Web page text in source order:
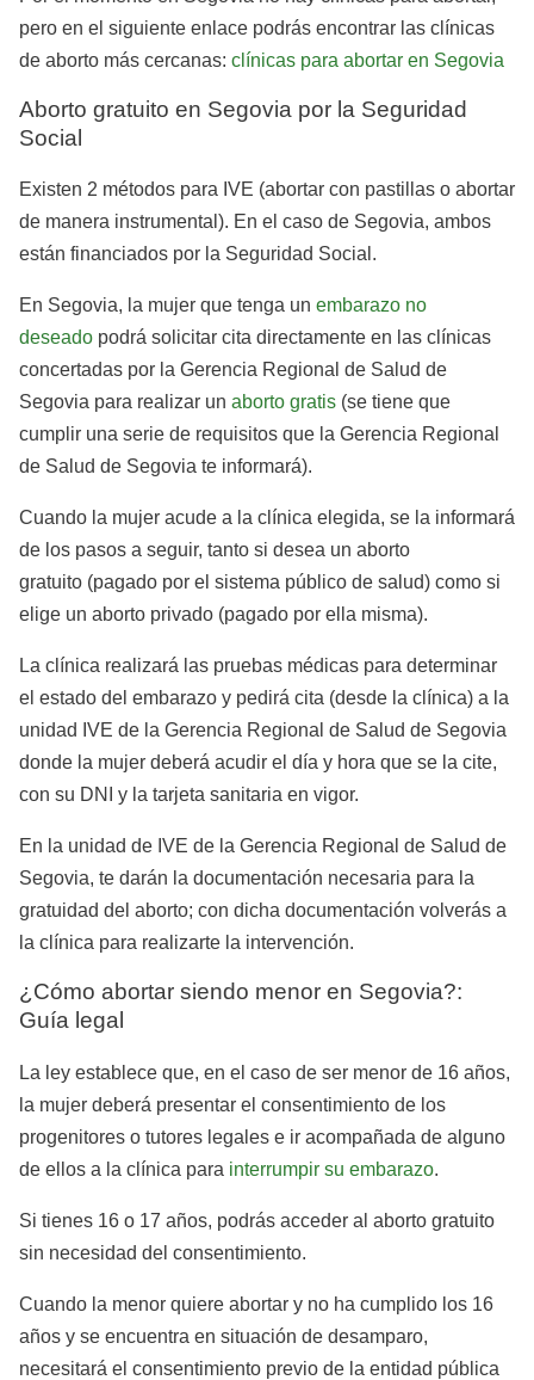
pero en el siguiente enlace podrás encontrar las clínicas
de aborto más cercanas: clínicas para abortar en Segovia
Aborto gratuito en Segovia por la Seguridad
Social
Existen 2 métodos para IVE (abortar con pastillas o abortar
de manera instrumental). En el caso de Segovia, ambos
están financiados por la Seguridad Social.
En Segovia, la mujer que tenga un embarazo no
deseado podrá solicitar cita directamente en las clínicas
concertadas por la Gerencia Regional de Salud de
Segovia para realizar un aborto gratis (se tiene que
cumplir una serie de requisitos que la Gerencia Regional
de Salud de Segovia te informará).
Cuando la mujer acude a la clínica elegida, se la informará
de los pasos a seguir, tanto si desea un aborto
gratuito (pagado por el sistema público de salud) como si
elige un aborto privado (pagado por ella misma).
La clínica realizará las pruebas médicas para determinar
el estado del embarazo y pedirá cita (desde la clínica) a la
unidad IVE de la Gerencia Regional de Salud de Segovia
donde la mujer deberá acudir el día y hora que se la cite,
con su DNI y la tarjeta sanitaria en vigor.
En la unidad de IVE de la Gerencia Regional de Salud de
Segovia, te darán la documentación necesaria para la
gratuidad del aborto; con dicha documentación volverás a
la clínica para realizarte la intervención.
¿Cómo abortar siendo menor en Segovia?:
Guía legal
La ley establece que, en el caso de ser menor de 16 años,
la mujer deberá presentar el consentimiento de los
progenitores o tutores legales e ir acompañada de alguno
de ellos a la clínica para interrumpir su embarazo.
Si tienes 16 o 17 años, podrás acceder al aborto gratuito
sin necesidad del consentimiento.
Cuando la menor quiere abortar y no ha cumplido los 16
años y se encuentra en situación de desamparo,
necesitará el consentimiento previo de la entidad pública